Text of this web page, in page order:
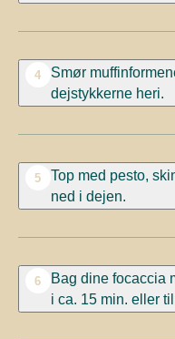
4
Smør
dejstykkerne heri.
5
Top med pesto,
ned i dejen.
6
Bag dine focaccia
i ca. 15 min. eller